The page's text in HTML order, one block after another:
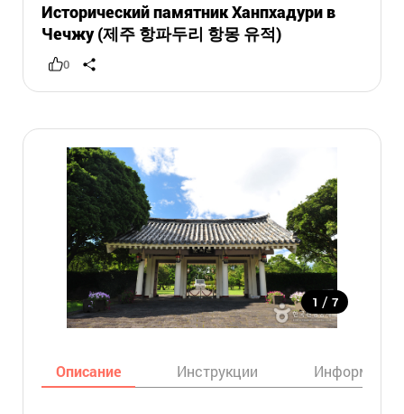
Исторический памятник Ханпхадури в
Чечжу (제주 항파두리 항몽 유적)
0
1 / 7
Описание Инструкции Информация